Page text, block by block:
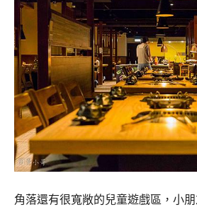
角落還有很寬敞的兒童遊戲區，小